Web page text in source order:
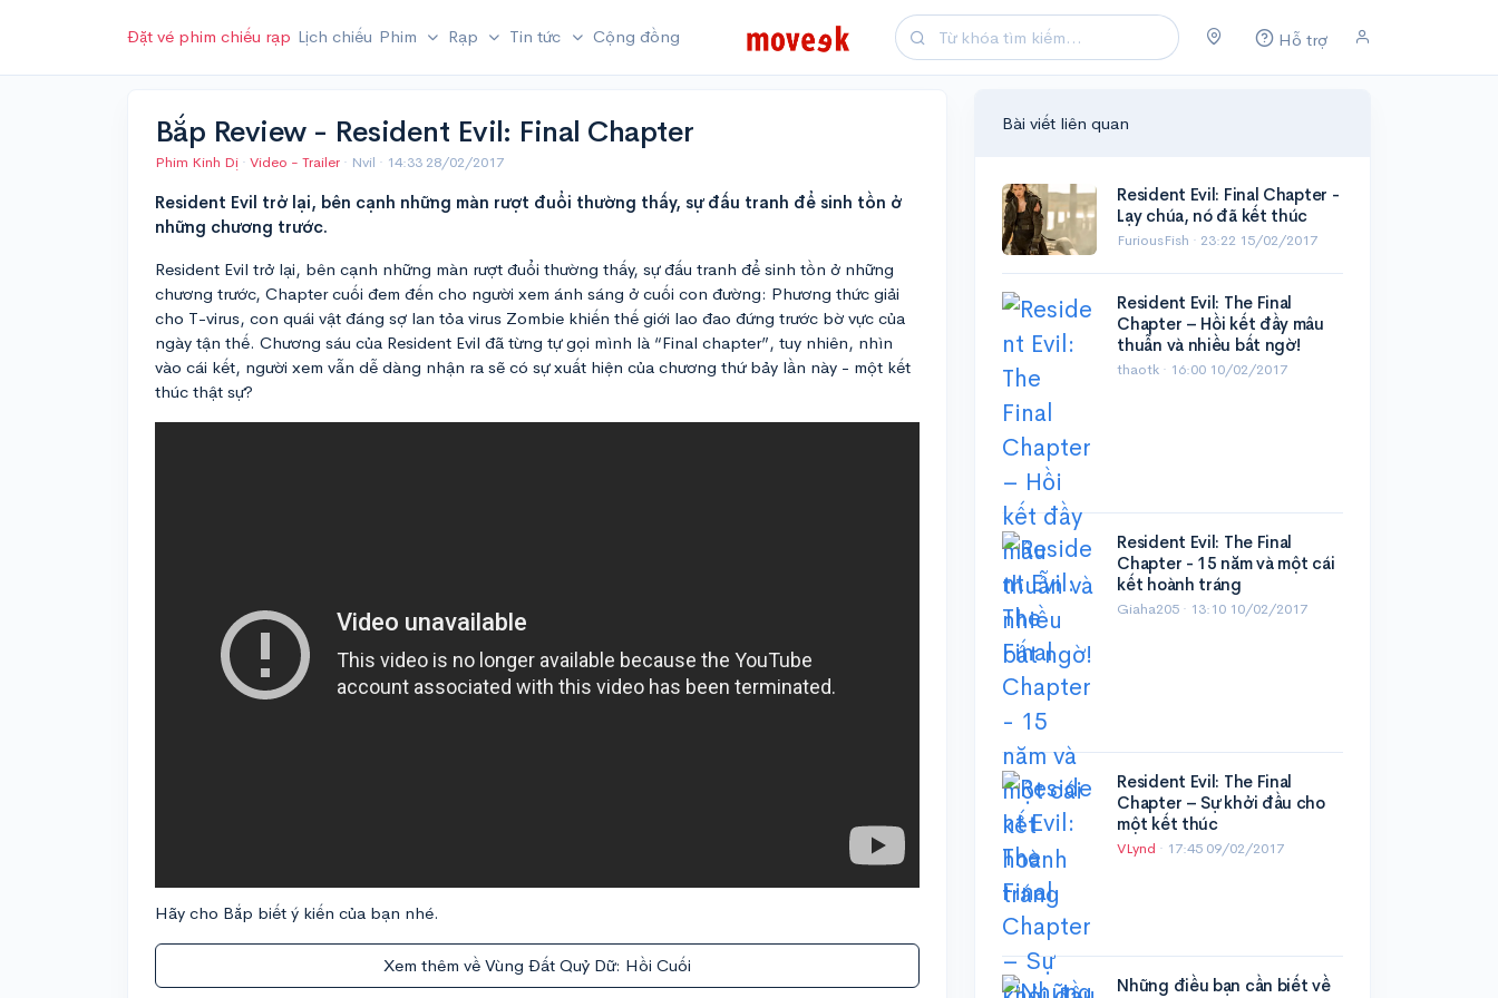
Hỗ trợ
Đặt vé phim chiếu rạp Lịch chiếu Phim Rạp Tin tức Cộng đồng
Bắp Review - Resident Evil: Final Chapter
Phim Kinh Dị · Video - Trailer · Nvil · 14:33 28/02/2017
Resident Evil trở lại, bên cạnh những màn rượt đuổi thường thấy, sự đấu tranh để sinh tồn ở
những chương trước.
Resident Evil trở lại, bên cạnh những màn rượt đuổi thường thấy, sự đấu tranh để sinh tồn ở những
chương trước, Chapter cuối đem đến cho người xem ánh sáng ở cuối con đường: Phương thức giải
cho T-virus, con quái vật đáng sợ lan tỏa virus Zombie khiến thế giới lao đao đứng trước bờ vực của
ngày tận thế. Chương sáu của Resident Evil đã từng tự gọi mình là “Final chapter”, tuy nhiên, nhìn
vào cái kết, người xem vẫn dễ dàng nhận ra sẽ có sự xuất hiện của chương thứ bảy lần này - một kết
thúc thật sự?
Hãy cho Bắp biết ý kiến của bạn nhé.
Xem thêm về Vùng Đất Quỷ Dữ: Hồi Cuối
Bài viết liên quan
Resident Evil: Final Chapter -
Lạy chúa, nó đã kết thúc
FuriousFish · 23:22 15/02/2017
Resident Evil: The Final
Chapter – Hồi kết đầy mâu
thuẫn và nhiều bất ngờ!
thaotk · 16:00 10/02/2017
Resident Evil: The Final
Chapter - 15 năm và một cái
kết hoành tráng
Giaha205 · 13:10 10/02/2017
Resident Evil: The Final
Chapter – Sự khởi đầu cho
một kết thúc
VLynd · 17:45 09/02/2017
Những điều bạn cần biết về